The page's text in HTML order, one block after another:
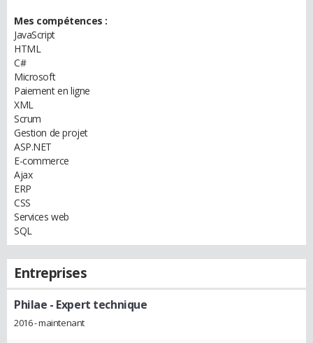
Mes compétences :
JavaScript
HTML
C#
Microsoft
Paiement en ligne
XML
Scrum
Gestion de projet
ASP.NET
E-commerce
Ajax
ERP
CSS
Services web
SQL
Entreprises
Philae - Expert technique
2016 - maintenant